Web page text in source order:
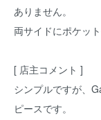
ありません。
両サイドにポケット
[ 店主コメント ]
シンプルですが、
ピースです。